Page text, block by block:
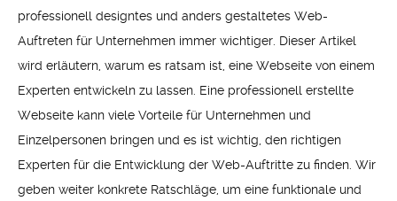
professionell designtes und anders gestaltetes Web-
Auftreten für Unternehmen immer wichtiger. Dieser Artikel
wird erläutern, warum es ratsam ist, eine Webseite von einem
Experten entwickeln zu lassen. Eine professionell erstellte
Webseite kann viele Vorteile für Unternehmen und
Einzelpersonen bringen und es ist wichtig, den richtigen
Experten für die Entwicklung der Web-Auftritte zu finden. Wir
geben weiter konkrete Ratschläge, um eine funktionale und